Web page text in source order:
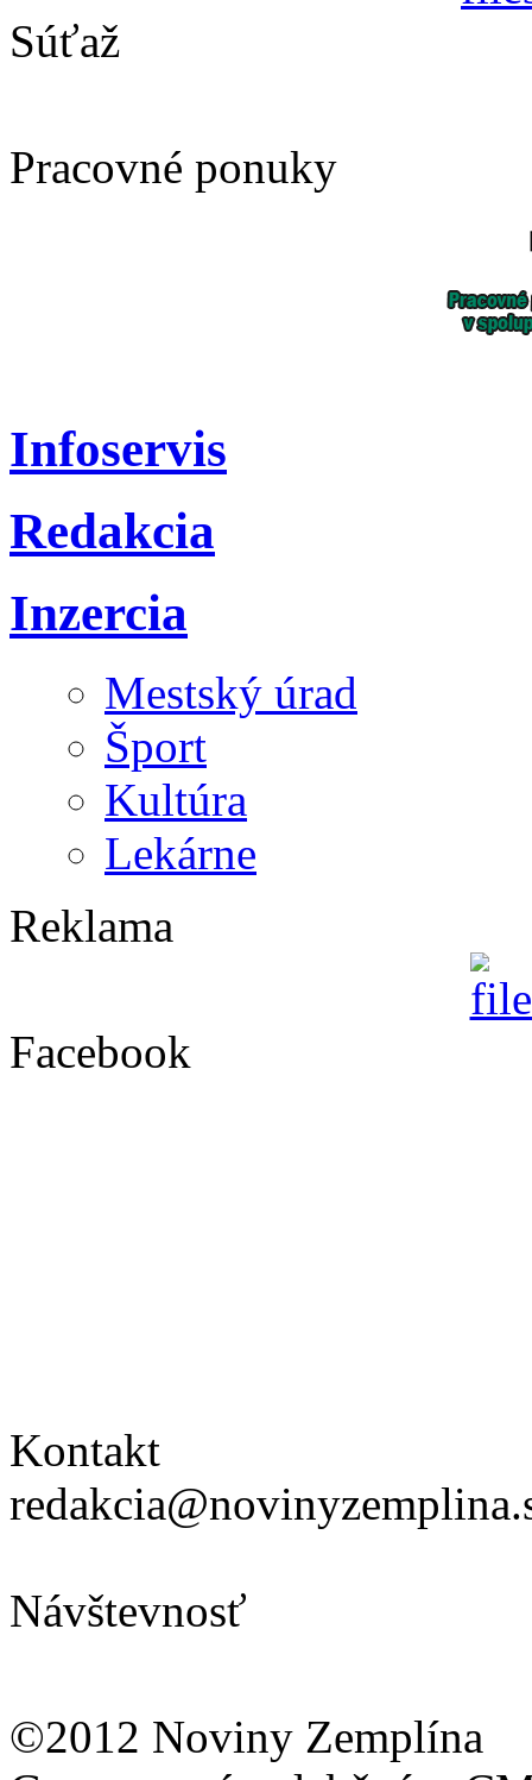
Súťaž
Pracovné ponuky
Infoservis
Redakcia
Inzercia
Mestský úrad
Šport
Kultúra
Lekárne
Reklama
Facebook
Kontakt
Návštevnosť
©2012 Noviny Zemplína